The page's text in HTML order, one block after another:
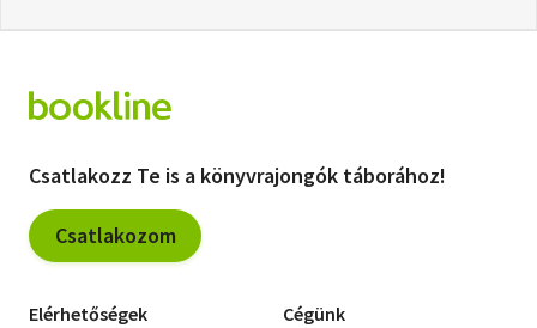
Csatlakozz Te is a könyvrajongók táborához!
Csatlakozom
Elérhetőségek Cégünk